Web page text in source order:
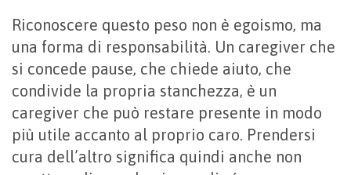
Riconoscere questo peso non è egoismo, ma
una forma di responsabilità. Un caregiver che
si concede pause, che chiede aiuto, che
condivide la propria stanchezza, è un
caregiver che può restare presente in modo
più utile accanto al proprio caro. Prendersi
cura dell’altro significa quindi anche non